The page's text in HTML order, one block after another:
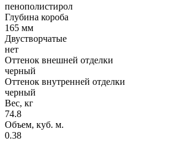
пенополистирол
Глубина короба
165 мм
Двустворчатые
нет
Оттенок внешней отделки
черный
Оттенок внутренней отделки
черный
Вес, кг
74.8
Объем, куб. м.
0.38